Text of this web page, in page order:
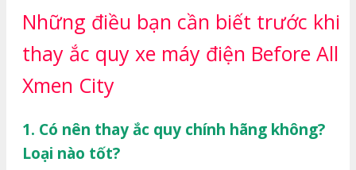
Những điều bạn cần biết trước khi
thay ắc quy xe máy điện Before All
Xmen City
1. Có nên thay ắc quy chính hãng không?
Loại nào tốt?